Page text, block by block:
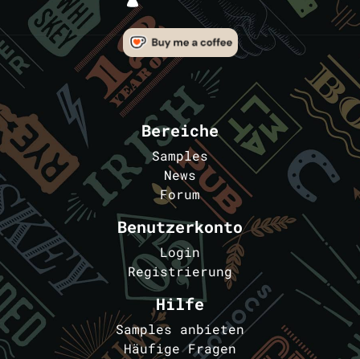
Bereiche
Samples
News
Forum
Benutzerkonto
Login
Registrierung
Hilfe
Samples anbieten
Häufige Fragen